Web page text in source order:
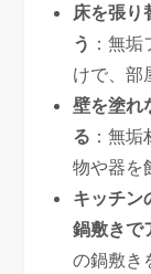
床を張り
う ：無
けで、部
壁を塗れ
る ：無
物や器を
キッチン
鍋敷きで
の鍋敷き